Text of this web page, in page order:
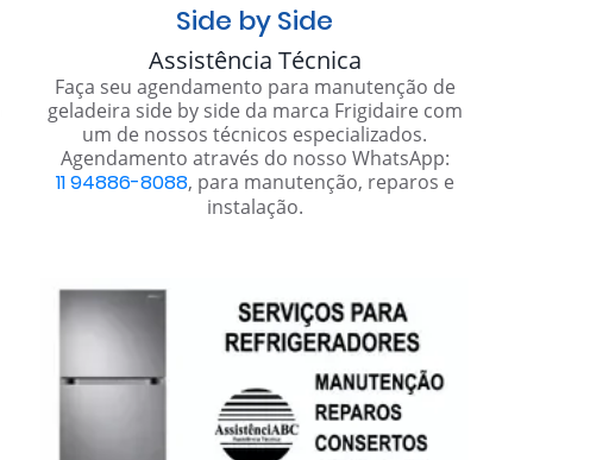
Side by Side
Assistência Técnica
Faça seu agendamento para manutenção de
geladeira side by side da marca Frigidaire com
um de nossos técnicos especializados.
Agendamento através do nosso WhatsApp:
11 94886-8088, para manutenção, reparos e
instalação.